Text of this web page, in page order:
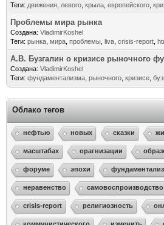
Теги: движения левого крыла европейского
Проблемы мира рынка
Создана: VladimirKoshel
Теги: рынка мира проблемы liva crisis-report
А.В. Бузгалин о кризисе рыночного
Создана: VladimirKoshel
Теги: фундаментализма рыночного кризисе
Облако тегов
нефтью новых сказки
масштабах орагнизации
форуме эпохи
неравенство самовоспроизводство
crisis-report религиозность